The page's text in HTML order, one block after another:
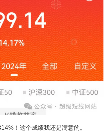
！这个成绩我还是满意的。